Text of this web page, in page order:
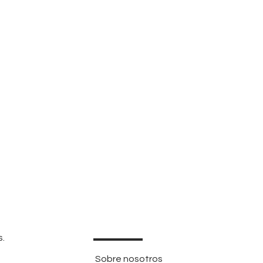
Sobre nosotros